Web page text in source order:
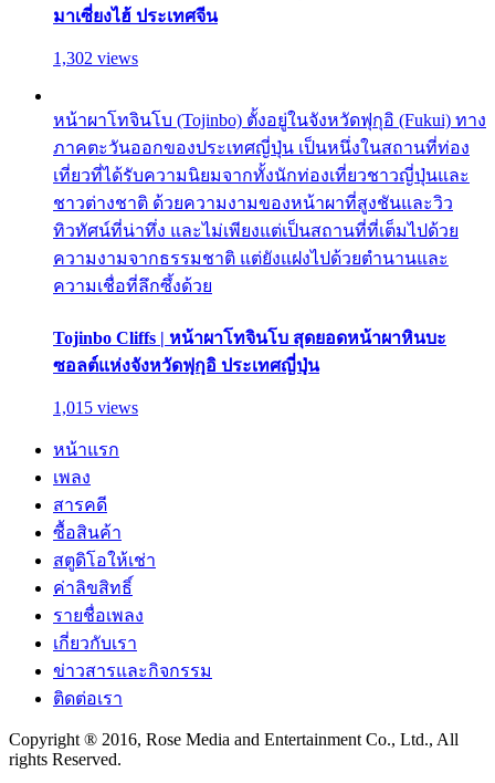
มาเซี่ยงไฮ้ ประเทศจีน
1,302 views
หน้าผาโทจินโบ (Tojinbo) ตั้งอยู่ในจังหวัดฟุกุอิ (Fukui) ทาง
ภาคตะวันออกของประเทศญี่ปุ่น เป็นหนึ่งในสถานที่ท่อง
เที่ยวที่ได้รับความนิยมจากทั้งนักท่องเที่ยวชาวญี่ปุ่นและ
ชาวต่างชาติ ด้วยความงามของหน้าผาที่สูงชันและวิว
ทิวทัศน์ที่น่าทึ่ง และไม่เพียงแต่เป็นสถานที่ที่เต็มไปด้วย
ความงามจากธรรมชาติ แต่ยังแฝงไปด้วยตำนานและ
ความเชื่อที่ลึกซึ้งด้วย
Tojinbo Cliffs | หน้าผาโทจินโบ สุดยอดหน้าผาหินบะ
ซอลต์แห่งจังหวัดฟุกุอิ ประเทศญี่ปุ่น
1,015 views
หน้าแรก
เพลง
สารคดี
ซื้อสินค้า
สตูดิโอให้เช่า
ค่าลิขสิทธิ์
รายชื่อเพลง
เกี่ยวกับเรา
ข่าวสารและกิจกรรม
ติดต่อเรา
Copyright ® 2016, Rose Media and Entertainment Co., Ltd., All
rights Reserved.